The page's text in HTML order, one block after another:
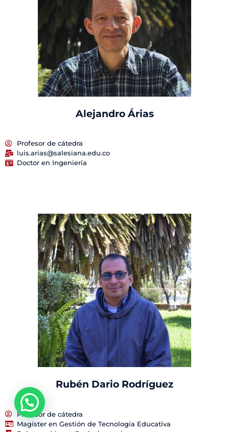
Alejandro Árias
Profesor de cátedra
luis.arias@salesiana.edu.co
Doctor en Ingeniería
Rubén Dario Rodríguez
Profesor de cátedra
Magíster en Gestión de Tecnología Educativa